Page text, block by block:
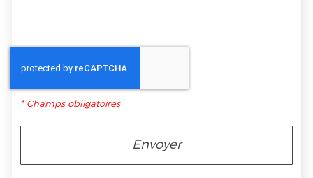
*Champs obligatoires